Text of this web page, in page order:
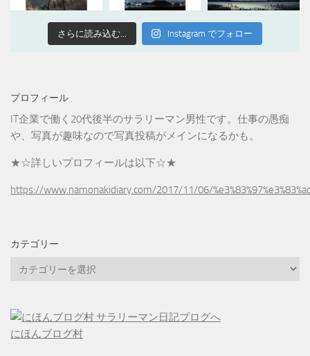
さらに読み込む... Instagram でフォロー
プロフィール
IT企業で働く20代後半のサラリーマン男性です。仕事の愚痴
や、写真が趣味なので写真投稿がメインになるかも。
★☆詳しいプロフィールは以下☆★
https://www.namonakidiary.com/2017/11/06/
カテゴリー
リ
ー
にほんブログ村